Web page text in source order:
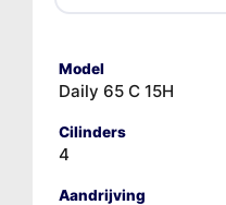
Model
Daily 65 C 15H
Cilinders
4
Aandrijving